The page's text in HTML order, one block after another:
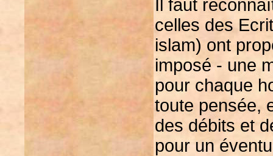
Il faut
celles des
islam) ont
imposé - une
pour chaque
toute pensée,
des débits et
pour un